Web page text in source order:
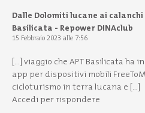
Dalle Dolomiti lucane ai
Basilicata - Repower DINAclub
15 Febbraio 2023 alle 7:56
[…] viaggio che APT Basilicata ha
app per dispositivi mobili
cicloturismo in terra lucana e […]
Accedi per rispondere